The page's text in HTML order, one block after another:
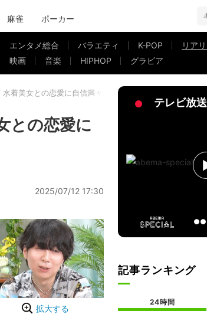
麻雀 ポーカー
エンタメ総合 バラエティ K-POP リア
映画
音楽 HIPHOP グラビア
着美女との恋愛に自信満々のイケメン美容師に衝撃
との恋愛に
2025/07/12 17:30
拡大する
テレビ放
●●
記事ランキング
24時間